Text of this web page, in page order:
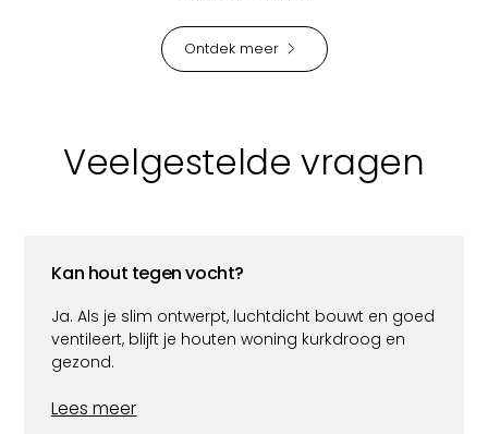
Ontdek meer
Veelgestelde vragen
Kan hout tegen vocht?
Ja. Als je slim ontwerpt, luchtdicht bouwt en goed
ventileert, blijft je houten woning kurkdroog en
gezond.
Lees meer